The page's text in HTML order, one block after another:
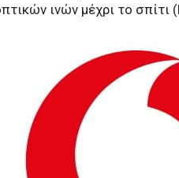
ινών μέχρι το σπίτι